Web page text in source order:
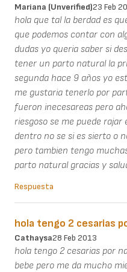
Mariana (unverified)23 Feb
hola que tal la berdad es
que podemos contar con
dudas yo queria saber si
tener un parto natural la
segunda hace 9 años yo
me gustaria tenerlo por
fueron inecesareas pero
riesgoso se me puede
dentro no se si es sierto o
pero tambien tengo
parto natural gracias y
Respuesta
hola tengo 2 cesarias
Cathaysa28 Feb 2013
hola tengo 2 cesarias por
bebe pero me da mucho